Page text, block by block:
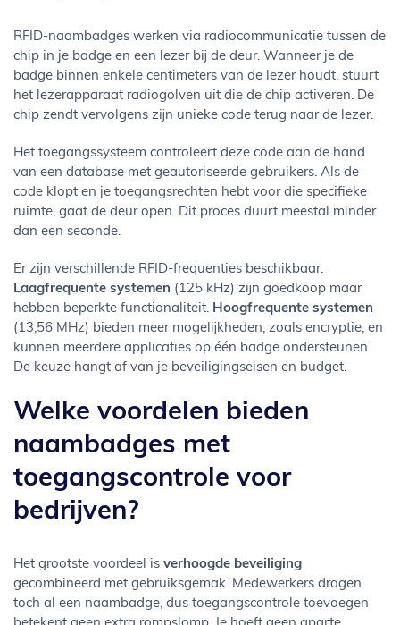
RFID-naambadges werken via radiocommunicatie tussen de
chip in je badge en een lezer bij de deur. Wanneer je de
badge binnen enkele centimeters van de lezer houdt, stuurt
het lezerapparaat radiogolven uit die de chip activeren. De
chip zendt vervolgens zijn unieke code terug naar de lezer.
Het toegangssysteem controleert deze code aan de hand
van een database met geautoriseerde gebruikers. Als de
code klopt en je toegangsrechten hebt voor die specifieke
ruimte, gaat de deur open. Dit proces duurt meestal minder
dan een seconde.
Er zijn verschillende RFID-frequenties beschikbaar.
Laagfrequente systemen (125 kHz) zijn goedkoop maar
hebben beperkte functionaliteit. Hoogfrequente systemen
(13,56 MHz) bieden meer mogelijkheden, zoals encryptie, en
kunnen meerdere applicaties op één badge ondersteunen.
De keuze hangt af van je beveiligingseisen en budget.
Welke voordelen bieden
naambadges met
toegangscontrole voor
bedrijven?
Het grootste voordeel is verhoogde beveiliging
gecombineerd met gebruiksgemak. Medewerkers dragen
toch al een naambadge, dus toegangscontrole toevoegen